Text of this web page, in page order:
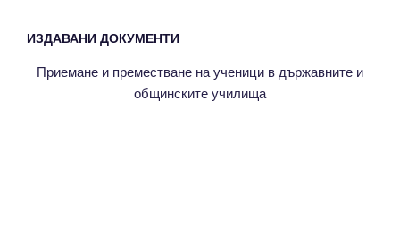
ИЗДАВАНИ ДОКУМЕНТИ
Приемане и преместване на ученици в държавните и
общинските училища